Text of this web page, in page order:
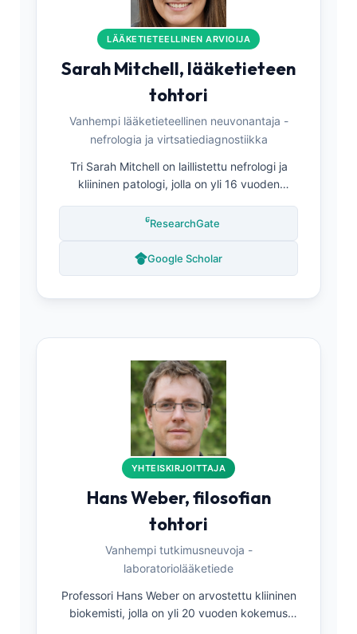
LÄÄKETIETEELLINEN ARVIOIJA
Sarah Mitchell, lääketieteen
tohtori
Vanhempi lääketieteellinen neuvonantaja -
nefrologia ja virtsatiediagnostiikka
Tri Sarah Mitchell on laillistettu nefrologi ja
kliininen patologi, jolla on yli 16 vuoden
ja virtsateiden arvioinnista. Hänellä on
julkaissut laajasti artikkeleita
varmistaa, että kaikki virtsatutkimusten
sisältö täyttää tiukat kliiniset standardit.
ResearchGate
Google Scholar
YHTEISKIRJOITTAJA
Hans Weber, filosofian
tohtori
Vanhempi tutkimusneuvoja -
laboratoriolääketiede
Professori Hans Weber on arvostettu kliininen
biokemisti, jolla on yli 20 vuoden kokemus